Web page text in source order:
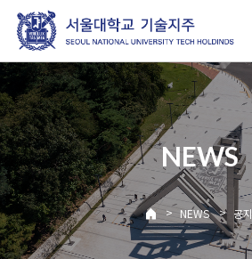
기
메
뉴
NEWS
> NEWS > 공지